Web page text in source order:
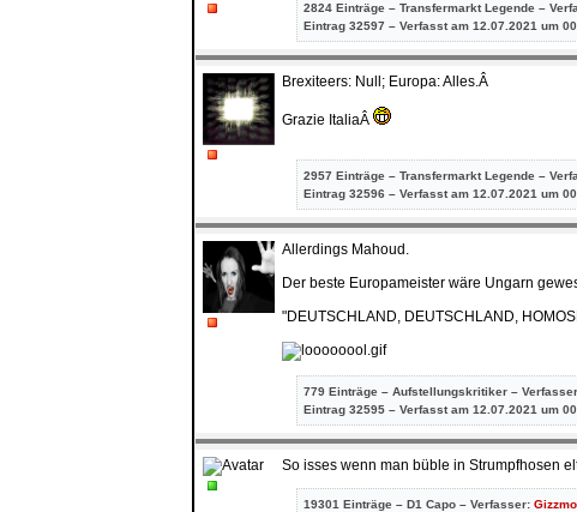
2824 Einträge – Transfermarkt Legende –
Eintrag 32597 – Verfasst am 12.07.2021 um
Brexiteers: Null; Europa: Alles.Â
Grazie ItaliaÂ
2957 Einträge – Transfermarkt Legende –
Eintrag 32596 – Verfasst am 12.07.2021 um
Allerdings Mahoud.
Der beste Europameister wäre Ungarn
"DEUTSCHLAND, DEUTSCHLAND,
779 Einträge – Aufstellungskritiker –
Eintrag 32595 – Verfasst am 12.07.2021 um
So isses wenn man büble in Strumpfhosen
19301 Einträge – D1 Capo – Verfasser: